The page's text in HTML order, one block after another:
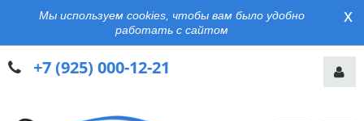
Мы используем cookies, чтобы вам было удобно
работать с сайтом
x
+7 (925) 000-12-21